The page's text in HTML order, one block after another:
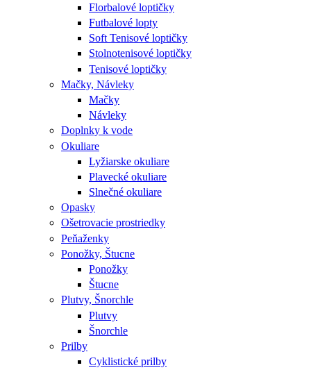
Florbalové loptičky
Futbalové lopty
Soft Tenisové loptičky
Stolnotenisové loptičky
Tenisové loptičky
Mačky, Návleky
Mačky
Návleky
Doplnky k vode
Okuliare
Lyžiarske okuliare
Plavecké okuliare
Slnečné okuliare
Opasky
Ošetrovacie prostriedky
Peňaženky
Ponožky, Štucne
Ponožky
Štucne
Plutvy, Šnorchle
Plutvy
Šnorchle
Prilby
Cyklistické prilby